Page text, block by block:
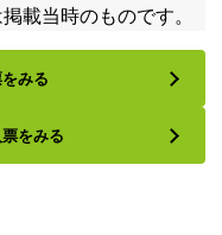
載当時のものです。
みる
をみる